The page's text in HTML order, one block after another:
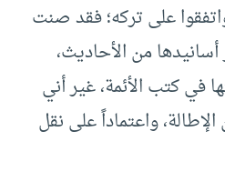
على تركه؛ فقد صنت
أسانيدها من الأحاديث،
في كتب الأئمة، غير أني
واعتماداً على نقل